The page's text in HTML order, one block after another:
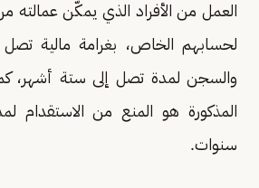
العمل من الأفراد الذي يمكّن عمالته
والسجن لمدة تصل إلى ستة أشهر،
المذكورة هو المنع من
سنوات.